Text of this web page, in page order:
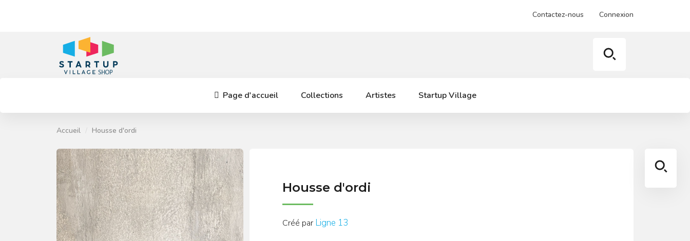
Contactez-nous Connexion
Page d'accueil Collections Artistes Startup Village
Accueil Housse d'ordi
Housse d'ordi
Créé par Ligne 13